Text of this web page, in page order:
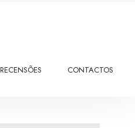
RECENSÕES CONTACTOS